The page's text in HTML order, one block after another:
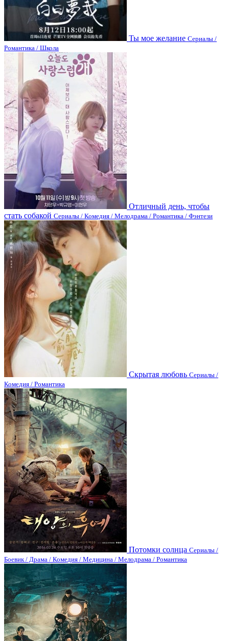
Ты мое желание Сериалы /
Романтика / Школа
Отличный день, чтобы
стать собакой Сериалы / Комедия / Мелодрама / Романтика / Фэнтези
Скрытая любовь Сериалы /
Комедия / Романтика
Потомки солнца Сериалы /
Боевик / Драма / Комедия / Медицина / Мелодрама / Романтика